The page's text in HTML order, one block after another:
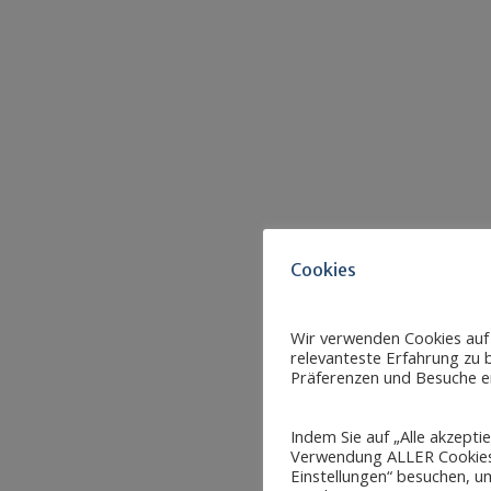
Cookies
Wir verwenden Cookies
relevanteste Erfahrung zu
Präferenzen und Besuche
Indem Sie auf „Alle
Verwendung ALLER
Einstellungen“ besuchen,